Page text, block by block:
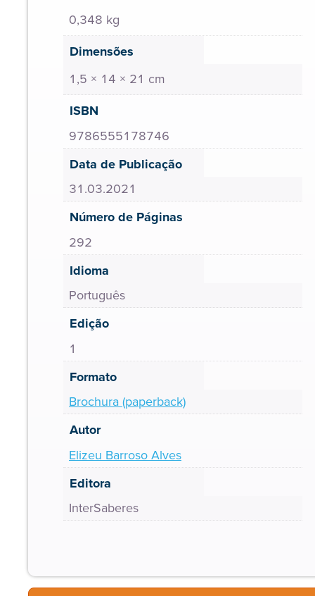
0,348 kg
Dimensões
1,5 × 14 × 21 cm
ISBN
9786555178746
Data de Publicação
31.03.2021
Número de Páginas
292
Idioma
Português
Edição
1
Formato
Brochura (paperback)
Autor
Elizeu Barroso Alves
Editora
InterSaberes